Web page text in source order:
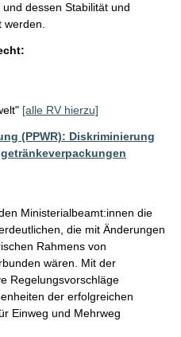
dessen Stabilität und
[alle RV hierzu]
(PPWR): Diskriminierung
Ministerialbeamt:innen die
die mit Änderungen
Rahmens von
wären. Mit der
Regelungsvorschläge
der erfolgreichen
Einweg und Mehrweg